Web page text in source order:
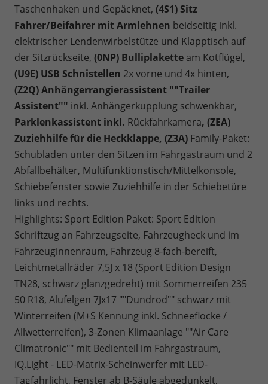
Taschenhaken und Gepäcknet, (4S1) Sitz
Fahrer/Beifahrer mit Armlehnen beidseitig inkl.
elektrischer Lendenwirbelstütze und Klapptisch auf
der Sitzrückseite, (0NP) Bulliplakette am Kotflügel,
(U9E) USB Schnistellen 2x vorne und 4x hinten,
(Z2Q) Anhängerrangierassistent ""Trailer
Assistent"" inkl. Anhängerkupplung schwenkbar,
Parklenkassistent inkl. Rückfahrkamera, (ZEA)
Zuziehhilfe für die Heckklappe, (Z3A) Family-Paket:
Schubladen unter den Sitzen im Fahrgastraum und 2
Abfallbehälter, Multifunktionstisch/Mittelkonsole,
Schiebefenster sowie Zuziehhilfe in der Schiebetüre
links und rechts.
Highlights: Sport Edition Paket: Sport Edition
Schriftzug an Fahrzeugseite, Fahrzeugheck und im
Fahrzeuginnenraum, Fahrzeug 8-fach-bereift,
Leichtmetallräder 7,5J x 18 (Sport Edition Design
TN28, schwarz glanzgedreht) mit Sommerreifen 235
50 R18, Alufelgen 7Jx17 ""Dundrod"" schwarz mit
Winterreifen (M+S Kennung inkl. Schneeflocke /
Allwetterreifen), 3-Zonen Klimaanlage ""Air Care
Climatronic"" mit Bedienteil im Fahrgastraum,
IQ.Light - LED-Matrix-Scheinwerfer mit LED-
Tagfahrlicht, Fenster ab B-Säule abgedunkelt,